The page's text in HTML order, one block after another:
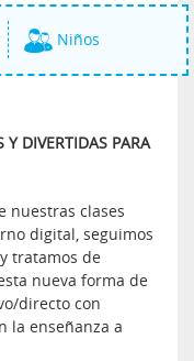
Niños
Y DIVERTIDAS PARA
nuestras clases
digital, seguimos
tratamos de
nueva forma de
directo con
la enseñanza a